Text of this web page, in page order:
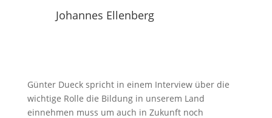
Johannes Ellenberg
Günter Dueck spricht in einem Interview über die
wichtige Rolle die Bildung in unserem Land
einnehmen muss um auch in Zukunft noch
Laden
des
Videos
akzeptieren